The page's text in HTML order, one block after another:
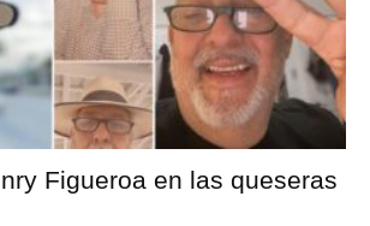
Figueroa en las queseras